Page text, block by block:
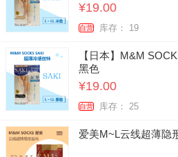
¥19.00
自营 库存： 19
【日本】M&M
黑色
¥19.00
自营 库存： 25
爱美M~L云线超薄隐